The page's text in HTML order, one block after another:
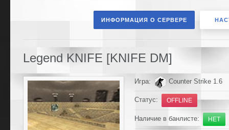
ИНФОРМАЦИЯ О СЕРВЕРЕ
Legend KNIFE [KNIFE DM]
Игра: Counter Strike 1.6
Статус: OFFLINE
Наличие в банлисте: НЕТ